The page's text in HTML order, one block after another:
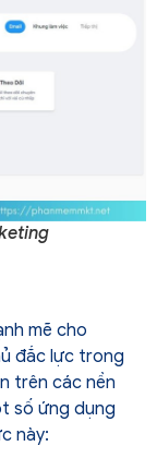
mẽ cho
đắc lực trong
trên các nền
số ứng dụng
này: